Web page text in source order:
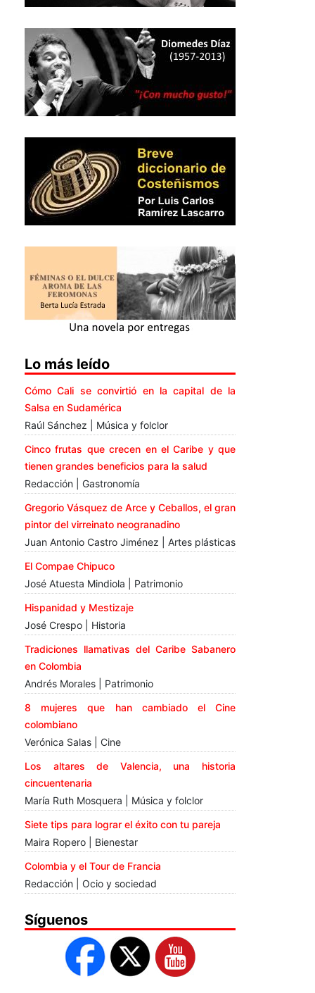
Lo más leído
Cómo Cali se convirtió en la capital de la
Salsa en Sudamérica
Raúl Sánchez | Música y folclor
Cinco frutas que crecen en el Caribe y que
tienen grandes beneficios para la salud
Redacción | Gastronomía
Gregorio Vásquez de Arce y Ceballos, el gran
pintor del virreinato neogranadino
Juan Antonio Castro Jiménez | Artes plásticas
El Compae Chipuco
José Atuesta Mindiola | Patrimonio
Hispanidad y Mestizaje
José Crespo | Historia
Tradiciones llamativas del Caribe Sabanero
en Colombia
Andrés Morales | Patrimonio
8 mujeres que han cambiado el Cine
colombiano
Verónica Salas | Cine
Los altares de Valencia, una historia
cincuentenaria
María Ruth Mosquera | Música y folclor
Siete tips para lograr el éxito con tu pareja
Maira Ropero | Bienestar
Colombia y el Tour de Francia
Redacción | Ocio y sociedad
Síguenos